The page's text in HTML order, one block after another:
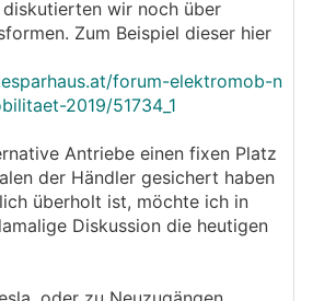
wir noch über
Zum Beispiel dieser hier
forum-elektromob-n
2019/51734_1
Antriebe einen fixen Platz
der Händler gesichert haben
überholt ist, möchte ich in
Diskussion die heutigen